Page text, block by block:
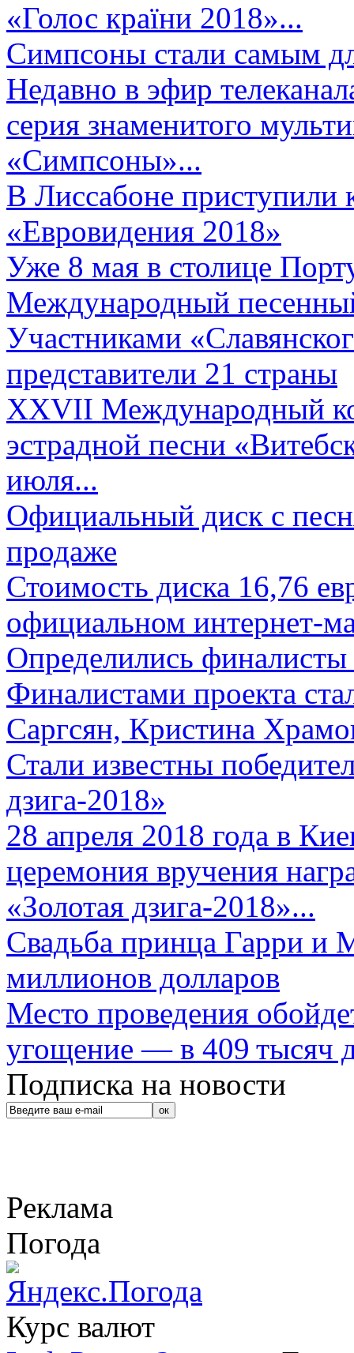
«Голос країни 2018»...
Симпсоны стали самым
Недавно в эфир
серия знаменитого
«Симпсоны»...
В Лиссабоне приступили
«Евровидения 2018»
Уже 8 мая в столице
Международный
Участниками
представители 21 страны
XXVII Международный
эстрадной песни
июля...
Официальный диск с
продаже
Стоимость диска 16,76
официальном интернет-
Определились
Финалистами проекта
Саргсян, Кристина
Стали известны
дзига-2018»
28 апреля 2018 года в
церемония вручения
«Золотая дзига-2018»...
Свадьба принца Гарри и
миллионов долларов
Место проведения
угощение — в 409 тысяч
Подписка на новости
Реклама
Погода
Курс валют